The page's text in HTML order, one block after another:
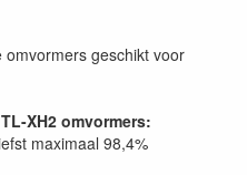
geschikt voor
XH2 omvormers:
maximaal 98,4%